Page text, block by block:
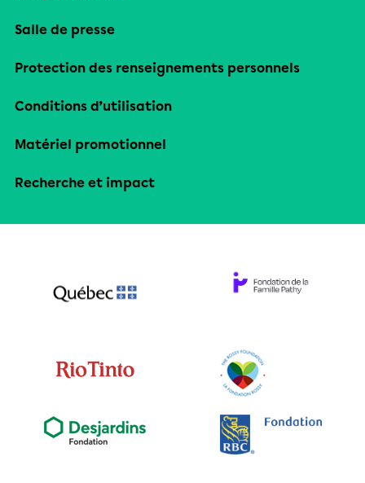
Salle de presse
Protection des renseignements personnels
Conditions d’utilisation
Matériel promotionnel
Recherche et impact